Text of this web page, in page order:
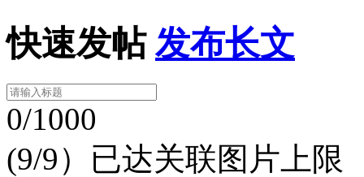
快速发帖 发布长文
0/1000
(9/9）已达关联图片上限